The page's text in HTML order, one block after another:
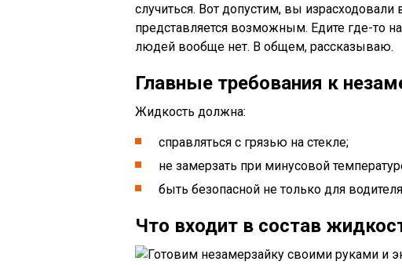
случиться. Вот допустим, вы
представляется возможным. Едите где-то
людей вообще нет. В общем, рассказываю.
Главные требования к
Жидкость должна:
справляться с грязью на стекле;
не замерзать при минусовой
быть безопасной не только для
Что входит в состав